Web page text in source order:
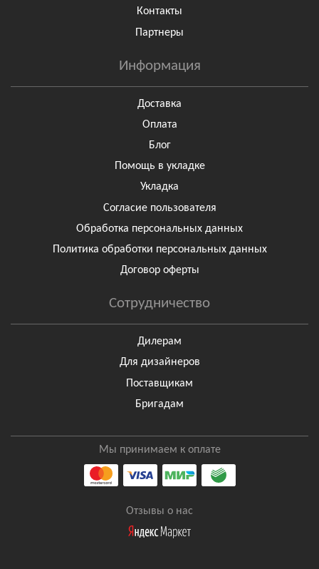
Контакты
Партнеры
Информация
Доставка
Оплата
Блог
Помощь в укладке
Укладка
Согласие пользователя
Обработка персональных данных
Политика обработки персональных данных
Договор оферты
Сотрудничество
Дилерам
Для дизайнеров
Поставщикам
Бригадам
Мы принимаем к оплате
Отзывы о нас